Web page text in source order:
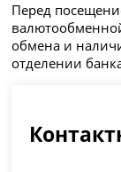
Перед
обмена и
отделении